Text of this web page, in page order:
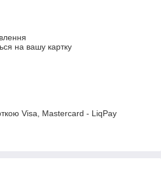
на вашу картку
Visa, Mastercard - LiqPay